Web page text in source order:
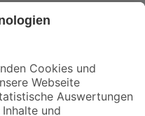
mehr verpassen!